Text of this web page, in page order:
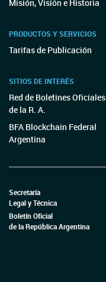
Misión, Visión e Historia
PRODUCTOS Y SERVICIOS
Tarifas de Publicación
SITIOS DE INTERÉS
Red de Boletines Oficiales
de la R. A.
BFA Blockchain Federal
Argentina
Secretaría
Legal y Técnica
Boletín Oficial
de la República Argentina